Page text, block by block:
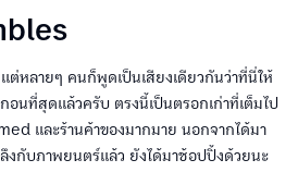
หลายๆ คนก็พูดเป็นเสียงเดียวกันว่าที่นี่ให้
อนที่สุดแล้วครับ ตรงนี้เป็นตรอกเก่าที่เต็มไป
และร้านค้าของมากมาย นอกจากได้มา
กับภาพยนตร์แล้ว ยังได้มาช้อปปิ้งด้วยนะ